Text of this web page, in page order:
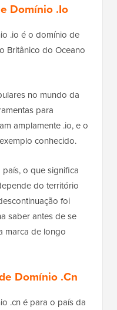
Domínio .Io
.io é o domínio de
Britânico do Oceano
no mundo da
para
amplamente .io, e o
conhecido.
o que significa
do território
foi
saber antes de se
marca de longo
Domínio .Cn
.cn é para o país da